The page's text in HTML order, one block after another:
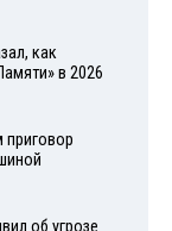
как
в 2026
приговор
об угрозе